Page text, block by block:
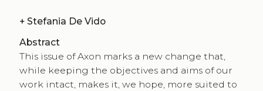
+ Stefania De Vido
Abstract
This issue of Axon marks a new change that,
while keeping the objectives and aims of our
work intact, makes it, we hope, more suited to